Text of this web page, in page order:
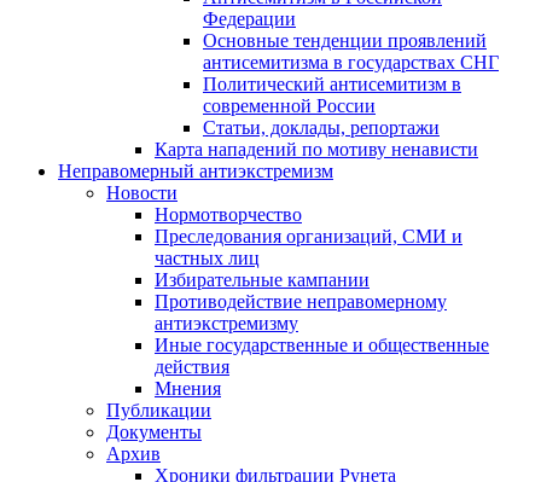
Федерации
Основные тенденции проявлений
антисемитизма в государствах СНГ
Политический антисемитизм в
современной России
Статьи, доклады, репортажи
Карта нападений по мотиву ненависти
Неправомерный антиэкстремизм
Новости
Нормотворчество
Преследования организаций, СМИ и
частных лиц
Избирательные кампании
Противодействие неправомерному
антиэкстремизму
Иные государственные и общественные
действия
Мнения
Публикации
Документы
Архив
Хроники фильтрации Рунета